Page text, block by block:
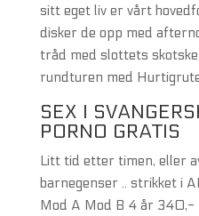
sitt eget liv er vårt
disker de opp med
tråd med slottets skotske
rundturen med
SEX I
PORNO GRATIS
Litt tid etter timen, eller
barnegenser .. strikket i
Mod A Mod B 4 år